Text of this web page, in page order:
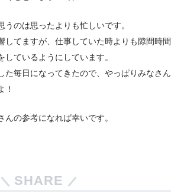
のは思ったよりも忙しいです。
してますが、仕事していた時よりも隙間時間
ているようにしています。
た毎日になってきたので、やっぱりみなさん
！
の参考になれば幸いです。
SHARE